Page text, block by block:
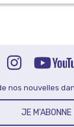
nos nouvelles
JE M'ABONNE